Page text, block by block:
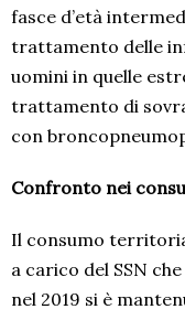
fasce d’età
trattamento delle
uomini in quelle
trattamento di
con
Confronto nei
Il consumo
a carico del SSN
nel 2019 si è